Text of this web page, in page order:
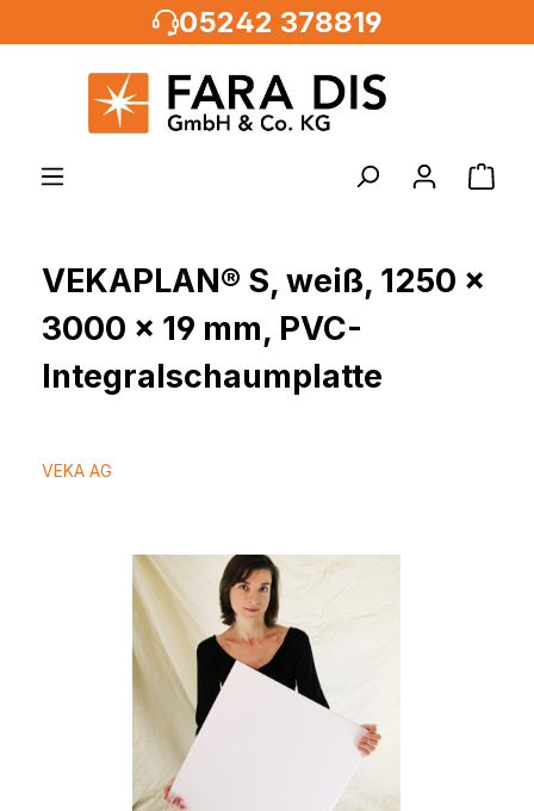
05242 378819
VEKAPLAN® S, weiß, 1250 x
3000 x 19 mm, PVC-
Integralschaumplatte
VEKA AG
Bildergalerie überspringen